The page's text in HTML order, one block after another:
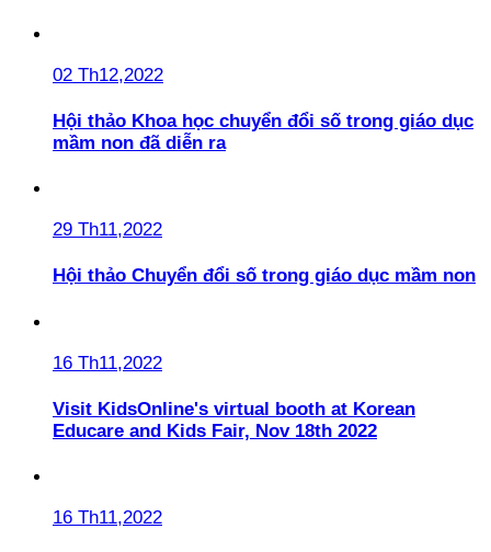
02 Th12,2022
Hội thảo Khoa học chuyển đổi số trong giáo dục
mầm non đã diễn ra
29 Th11,2022
Hội thảo Chuyển đổi số trong giáo dục mầm non
16 Th11,2022
Visit KidsOnline's virtual booth at Korean
Educare and Kids Fair, Nov 18th 2022
16 Th11,2022